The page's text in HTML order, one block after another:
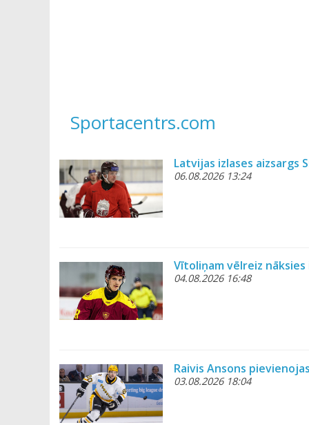
Sportacentrs.com
Latvijas izlases aizsargs
06.08.2026 13:24
Vītoliņam vēlreiz
04.08.2026 16:48
Raivis Ansons
03.08.2026 18:04